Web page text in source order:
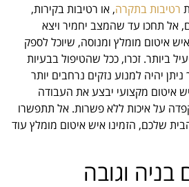
רטיבות בתקרה, או רטיבות בקירות,
אל תחכו עד שהמצב יחמיר ויצא
איטום מומלץ ומנוסה, שיוכל לספק
ביותר. זכרו, ככל שהטיפול בבעיות
יהיה למנוע נזקים נרחבים יותר
איטום מקצועי יבצע את העבודה
על איכות ללא פשרות. אל תתפשרו
שלכם, הזמינו איש איטום מומלץ עוד
בניה וגובה